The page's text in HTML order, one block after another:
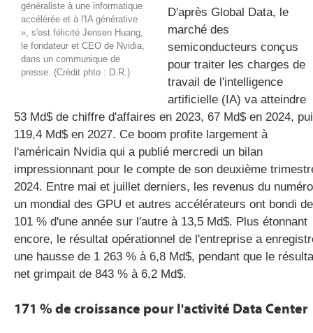
généraliste à une informatique
accélérée et à l'IA générative
», s'est félicité Jensen Huang,
le fondateur et CEO de Nvidia,
dans un communique de
presse. (Crédit phto : D.R.)
D'après Global Data, le
marché des
semiconducteurs conçus
pour traiter les charges de
travail de l'intelligence
artificielle (IA) va atteindre
53 Md$ de chiffre d'affaires en 2023, 67 Md$ en 2024,
119,4 Md$ en 2027. Ce boom profite largement à
l'américain Nvidia qui a publié mercredi un bilan
impressionnant pour le compte de son deuxième
2024. Entre mai et juillet derniers, les revenus du numéro
un mondial des GPU et autres accélérateurs ont bondi de
101 % d'une année sur l'autre à 13,5 Md$. Plus étonnant
encore, le résultat opérationnel de l'entreprise a
une hausse de 1 263 % à 6,8 Md$, pendant que le
net grimpait de 843 % à 6,2 Md$.
171 % de croissance pour l'activité Data Center